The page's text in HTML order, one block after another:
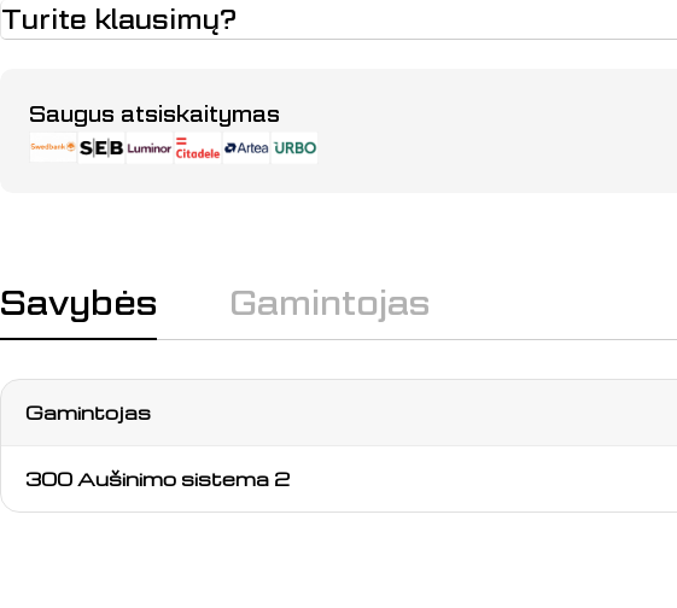
Turite klausimų?
vardas
Laukai,
Saugus atsiskaitymas
Apmokėjimo
būdai
Savybės Gamintojas
Gamintojas
300 Aušinimo sistema 2